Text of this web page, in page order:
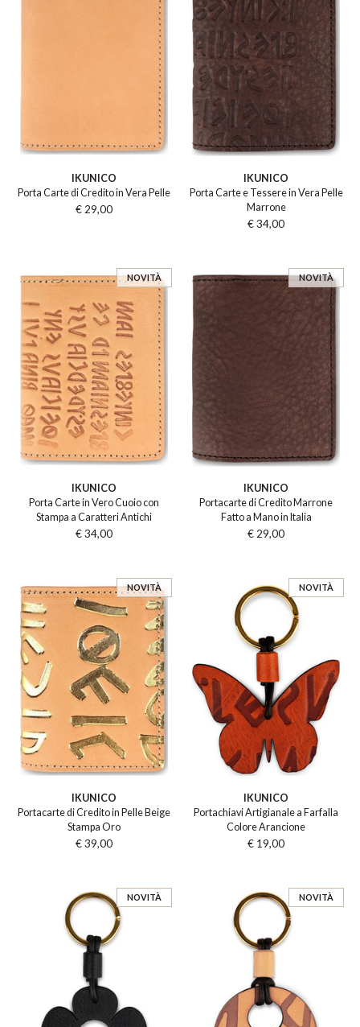
IKUNICO
Porta Carte di Credito in Vera Pelle
€ 29,00
IKUNICO
Porta Carte e Tessere in Vera Pelle
Marrone
€ 34,00
NOVITÀ
IKUNICO
Porta Carte in Vero Cuoio con
Stampa a Caratteri Antichi
€ 34,00
NOVITÀ
IKUNICO
Portacarte di Credito Marrone
Fatto a Mano in Italia
€ 29,00
NOVITÀ
IKUNICO
Portacarte di Credito in Pelle Beige
Stampa Oro
€ 39,00
NOVITÀ
IKUNICO
Portachiavi Artigianale a Farfalla
Colore Arancione
€ 19,00
NOVITÀ NOVITÀ